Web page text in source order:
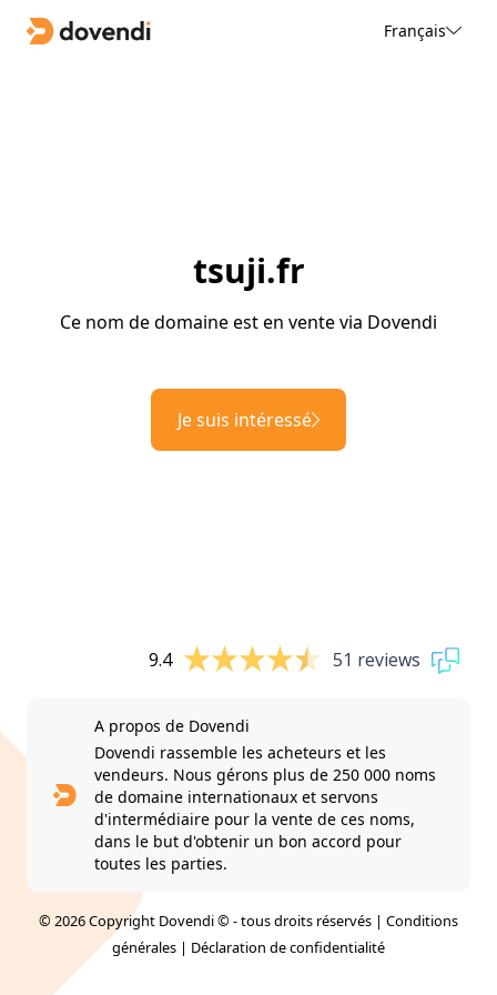
Français
tsuji.fr
Ce nom de domaine est en vente via Dovendi
Je suis intéressé
9.4 51 reviews
A propos de Dovendi
Dovendi rassemble les acheteurs et les
vendeurs. Nous gérons plus de 250 000 noms
de domaine internationaux et servons
d'intermédiaire pour la vente de ces noms,
dans le but d'obtenir un bon accord pour
toutes les parties.
© 2026 Copyright Dovendi © - tous droits réservés | Conditions
générales | Déclaration de confidentialité